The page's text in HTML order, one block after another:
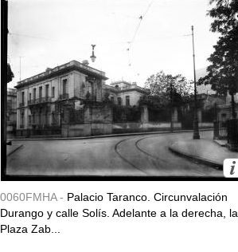
0060FMHA - Palacio Taranco. Circunvalación
Durango y calle Solís. Adelante a la derecha, la
Plaza Zab...